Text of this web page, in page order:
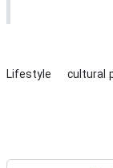
Lifestyle cultural